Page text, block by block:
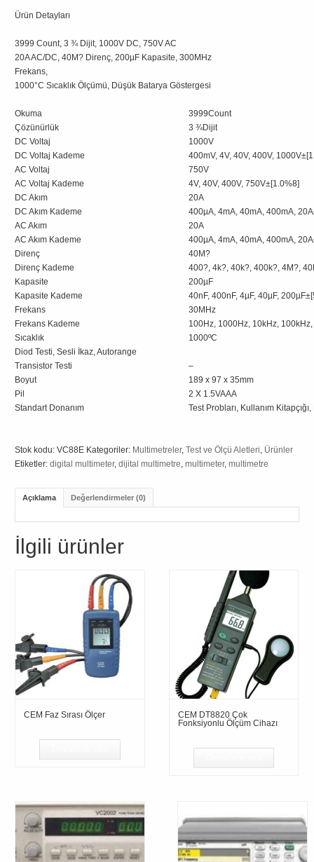
Ürün Detayları
3999 Count, 3 ¾ Dijit, 1000V DC, 750V AC
20A AC/DC, 40M? Direnç, 200µF Kapasite, 300MHz
1000°C Sıcaklık Ölçümü, Düşük Batarya Göstergesi
Okuma
3999Count
Çözünürlük
3 ¾Dijit
DC Voltaj
1000V
DC Voltaj Kademe
400mV, 4V, 40V, 400V,
AC Voltaj
750V
AC Voltaj Kademe
4V, 40V, 400V, 750V±[1.0%8]
DC Akım
20A
DC Akım Kademe
400µA, 4mA, 40mA, 400mA,
AC Akım
20A
AC Akım Kademe
400µA, 4mA, 40mA, 400mA,
Direnç
40M?
Direnç Kademe
400?, 4k?, 40k?, 400k?, 4M?,
Kapasite
200µF
Kapasite Kademe
40nF, 400nF, 4µF, 40µF,
Frekans
30MHz
Frekans Kademe
100Hz, 1000Hz, 10kHz,
Sıcaklık
1000ºC
Diod Testi, Sesli İkaz, Autorange
Transistor Testi
–
Boyut
189 x 97 x 35mm
Pil
2 X 1.5VAAA
Standart Donanım
Test Probları, Kullanım
Stok kodu:VC88E Kategoriler: Multimetreler,Test ve Ölçü Aletleri Ürünler
Etiketler:digital multimeter,dijital multimetre ,multimeter,multimetre
Açıklama Değerlendirmeler (0)
İlgili ürünler
CEM Faz Sırası Ölçer
CEM DT8820 Çok
Fonksiyonlu Ölçüm Cihazı